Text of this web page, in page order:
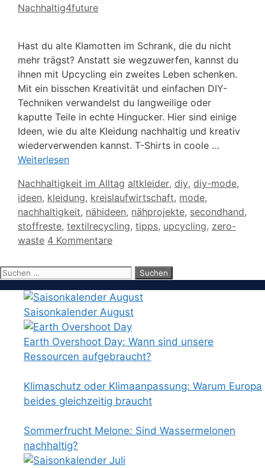
Nachhaltig4future
Hast du alte Klamotten im Schrank, die du nicht
mehr trägst? Anstatt sie wegzuwerfen, kannst du
ihnen mit Upcycling ein zweites Leben schenken.
Mit ein bisschen Kreativität und einfachen DIY-
Techniken verwandelst du langweilige oder
kaputte Teile in echte Hingucker. Hier sind einige
Ideen, wie du alte Kleidung nachhaltig und kreativ
wiederverwenden kannst. T-Shirts in coole …
Weiterlesen
Kategorien
Nachhaltigkeit im Alltag Schlagwörter
altkleider, diy, diy-mode,
ideen, kleidung, kreislaufwirtschaft, mode,
nachhaltigkeit, nähideen, nähprojekte, secondhand,
stoffreste, textilrecycling, tipps, upcycling, zero-
waste 4 Kommentare
Suchen
Saisonkalender August
Earth Overshoot Day: Wann sind unsere
Ressourcen aufgebraucht?
Klimaschutz oder Klimaanpassung: Warum Europa
beides gleichzeitig braucht
Sommerfrucht Melone: Sind Wassermelonen
nachhaltig?